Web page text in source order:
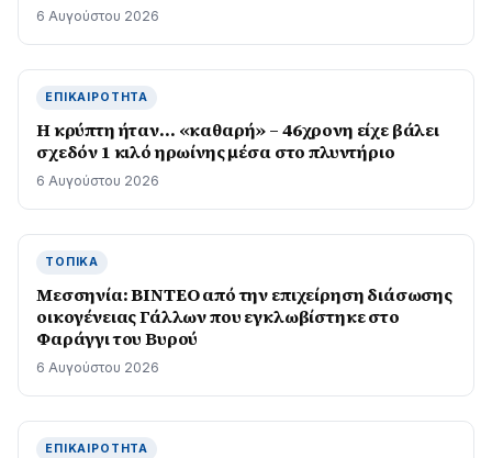
6 Αυγούστου 2026
ΕΠΙΚΑΙΡΌΤΗΤΑ
Η κρύπτη ήταν… «καθαρή» – 46χρονη είχε βάλει
σχεδόν 1 κιλό ηρωίνης μέσα στο πλυντήριο
6 Αυγούστου 2026
ΤΟΠΙΚΆ
Μεσσηνία: BINTEO από την επιχείρηση διάσωσης
οικογένειας Γάλλων που εγκλωβίστηκε στο
Φαράγγι του Βυρού
6 Αυγούστου 2026
ΕΠΙΚΑΙΡΌΤΗΤΑ